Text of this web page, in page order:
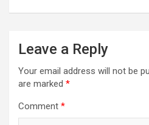
Leave a Reply
Your email address will not be
are marked *
Comment *